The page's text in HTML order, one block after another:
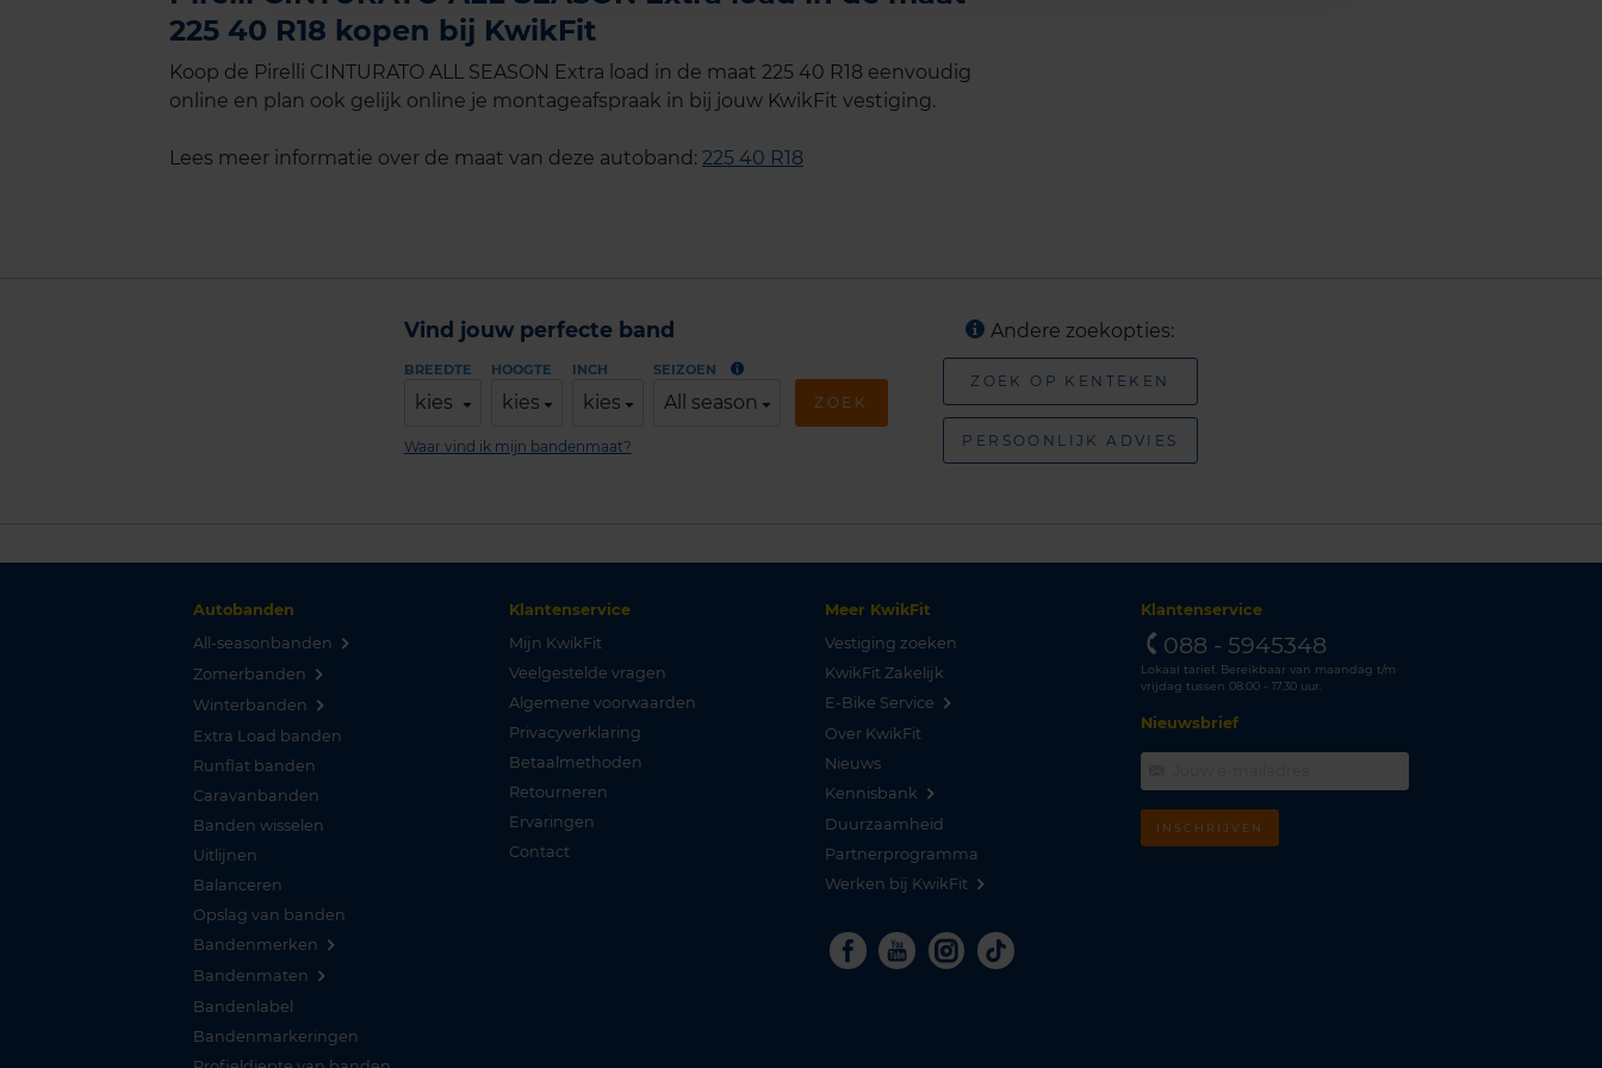
225 40 R18 kopen bij KwikFit
Koop de Pirelli CINTURATO ALL SEASON Extra load in de maat 225 40 R18 eenvoudig
online en plan ook gelijk online je montageafspraak in bij jouw KwikFit vestiging.
Lees meer informatie over de maat van deze autoband: 225 40 R18
Vind jouw perfecte band
BREEDTE
kies
HOOGTE
kies
INCH
kies
SEIZOEN
All season ZOEK
Waar vind ik mijn bandenmaat?
Andere zoekopties:
ZOEK OP KENTEKEN
PERSOONLIJK ADVIES
Autobanden
All-seasonbanden
Zomerbanden
Winterbanden
Extra Load banden
Runflat banden
Caravanbanden
Banden wisselen
Uitlijnen
Balanceren
Opslag van banden
Bandenmerken
Bandenmaten
Bandenlabel
Bandenmarkeringen
Klantenservice
Mijn KwikFit
Veelgestelde vragen
Algemene voorwaarden
Privacyverklaring
Betaalmethoden
Retourneren
Ervaringen
Contact
Meer KwikFit
Vestiging zoeken
KwikFit Zakelijk
E-Bike Service
Over KwikFit
Nieuws
Kennisbank
Duurzaamheid
Partnerprogramma
Werken bij KwikFit
Facebook
YoutubeInstagram
Tiktok
Klantenservice
088 - 5945348
Lokaal tarief. Bereikbaar van maandag t/m
vrijdag tussen 08.00 - 17.30 uur.
Nieuwsbrief
INSCHRIJVEN